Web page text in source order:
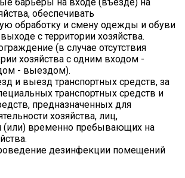
барьеры на входе (въезде) на
обеспечивать
обработку и смену одежды и обуви
с территории хозяйства.
(в случае отсутствия
хозяйства с одним входом -
- выездом).
и выезд транспортных средств, за
транспортных средств и
предназначенных для
хозяйства, лиц,
временно пребывающих на
дезинфекции помещений